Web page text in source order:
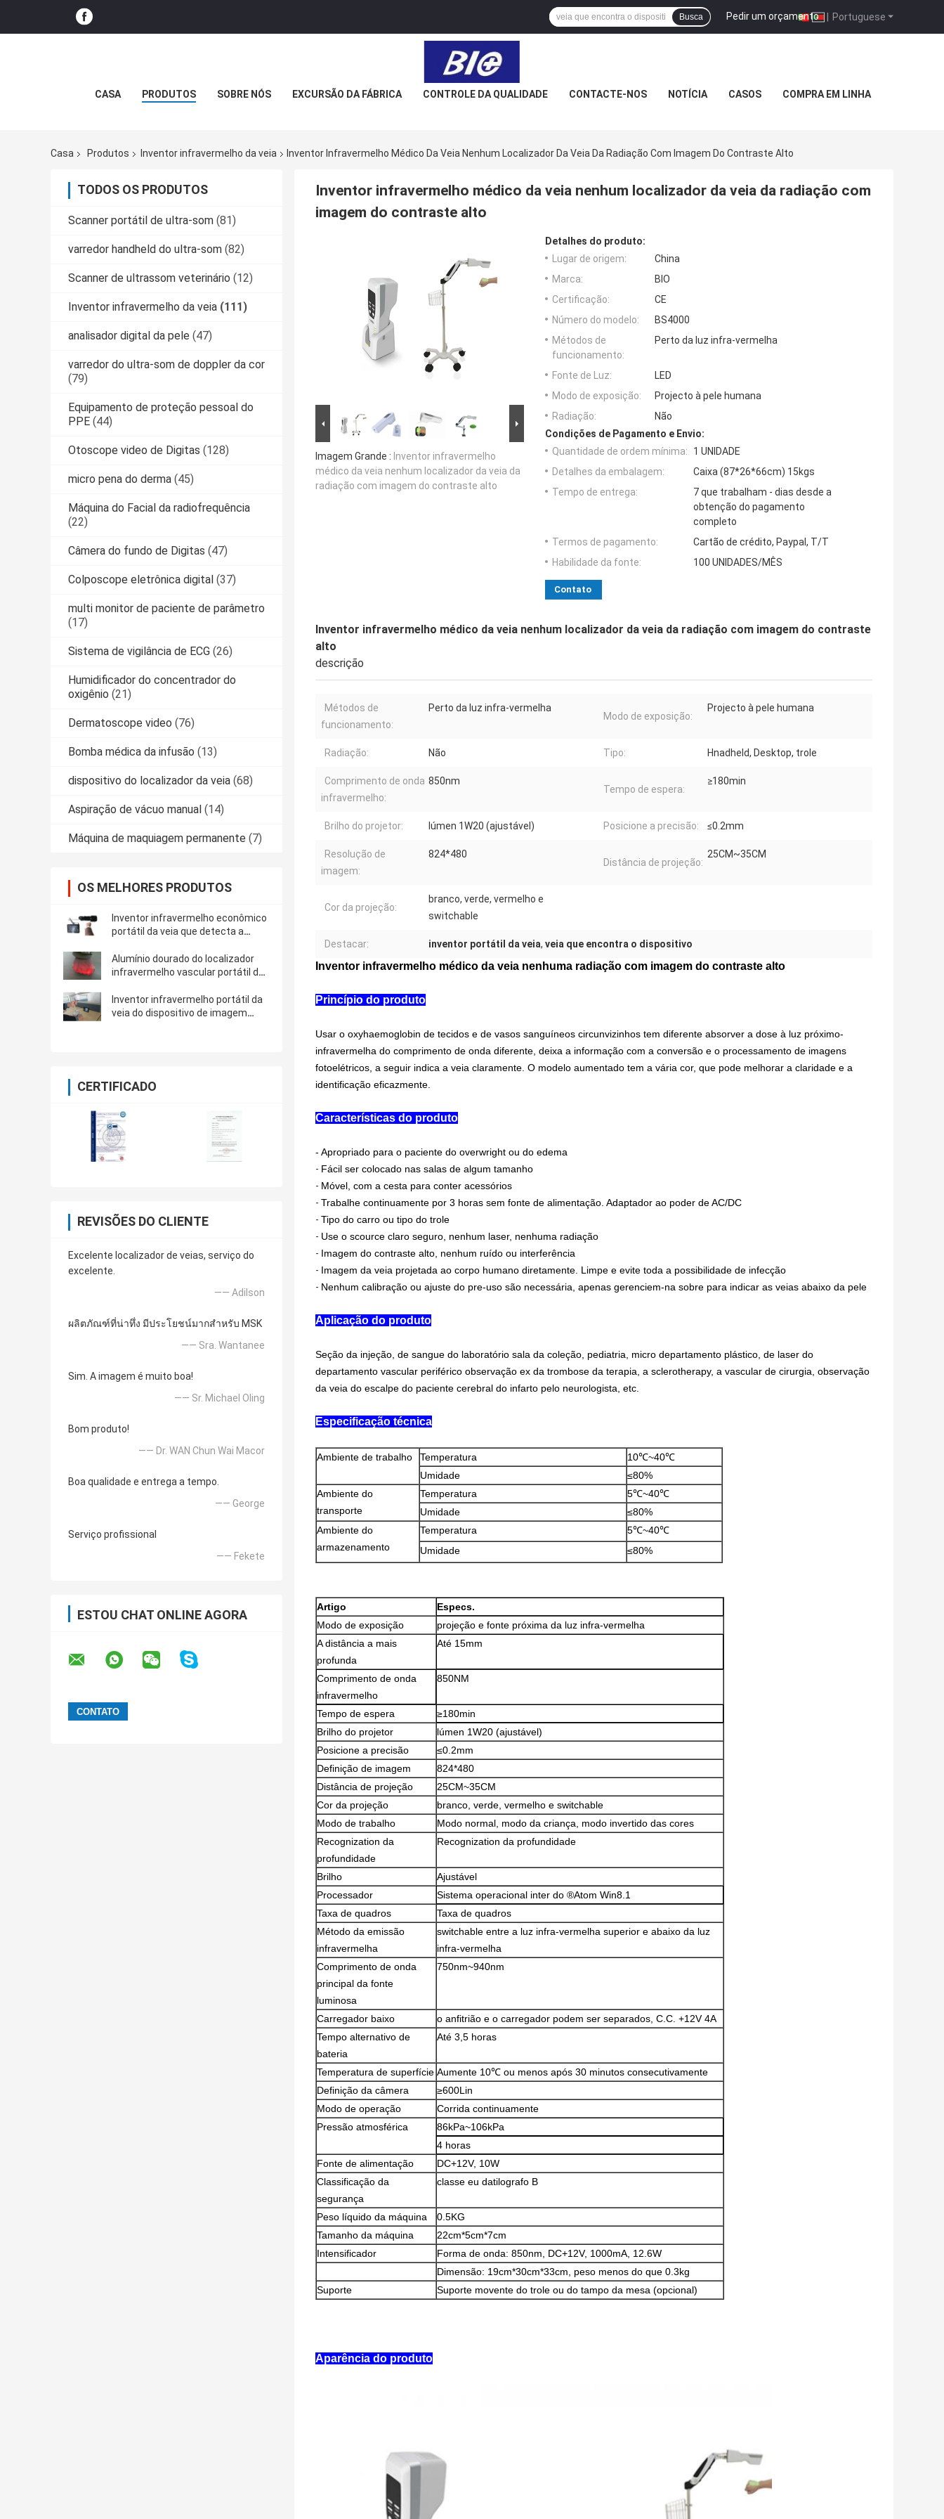
Portuguese
Pedir um orçamento |
Busca
CASA PRODUTOS SOBRE NÓS EXCURSÃO DA FÁBRICA CONTROLE DA QUALIDADE CONTACTE-NOS NOTÍCIA CASOS COMPRA EM LINHA
Casa Produtos Inventor infravermelho da veia Inventor Infravermelho Médico Da Veia Nenhum Localizador Da Veia Da Radiação Com Imagem Do Contraste Alto
TODOS OS PRODUTOS
Scanner portátil de ultra-som (81)
varredor handheld do ultra-som (82)
Scanner de ultrassom veterinário (12)
Inventor infravermelho da veia (111)
analisador digital da pele (47)
varredor do ultra-som de doppler da cor
(79)
Equipamento de proteção pessoal do
PPE (44)
Otoscope video de Digitas (128)
micro pena do derma (45)
Máquina do Facial da radiofrequência
(22)
Câmera do fundo de Digitas (47)
Colposcope eletrônica digital (37)
multi monitor de paciente de parâmetro
(17)
Sistema de vigilância de ECG (26)
Humidificador do concentrador do
oxigênio (21)
Dermatoscope video (76)
Bomba médica da infusão (13)
dispositivo do localizador da veia (68)
Aspiração de vácuo manual (14)
Máquina de maquiagem permanente (7)
OS MELHORES PRODUTOS
Inventor infravermelho econômico
portátil da veia que detecta a
aproximadamente 10mm do trole
da veia disponível
Alumínio dourado do localizador
infravermelho vascular portátil da
Venipuncture do projetor
Inventor infravermelho portátil da
veia do dispositivo de imagem
CERTIFICADO
REVISÕES DO CLIENTE
Excelente localizador de veias, serviço do
excelente.
—— Adilson
ผลิตภัณฑ์ที่น่าทึ่ง มีประโยชน์มากสำหรับ MSK
—— Sra. Wantanee
Sim. A imagem é muito boa!
—— Sr. Michael Oling
Bom produto!
—— Dr. WAN Chun Wai Macor
Boa qualidade e entrega a tempo.
—— George
Serviço profissional
—— Fekete
ESTOU CHAT ONLINE AGORA
Inventor infravermelho médico da veia nenhum localizador da veia da radiação com
imagem do contraste alto
Imagem Grande : Inventor infravermelho
médico da veia nenhum localizador da veia da
radiação com imagem do contraste alto
Detalhes do produto:
Lugar de origem:
China
Marca:
BIO
Certificação:
CE
Número do modelo:
BS4000
Métodos de
funcionamento:
Perto da luz infra-vermelha
Fonte de Luz:
LED
Modo de exposição:
Projecto à pele humana
Radiação:
Não
Condições de Pagamento e Envio:
Quantidade de ordem mínima:
1 UNIDADE
Detalhes da embalagem:
Caixa (87*26*66cm) 15kgs
Tempo de entrega:
7 que trabalham - dias desde a
obtenção do pagamento
completo
Termos de pagamento:
Cartão de crédito, Paypal, T/T
Habilidade da fonte:
100 UNIDADES/MÊS
Contato
Inventor infravermelho médico da veia nenhum localizador da veia da radiação com imagem do contraste
alto
descrição
Métodos de
funcionamento:
Perto da luz infra-vermelha
Modo de exposição:
Projecto à pele humana
Radiação: Não Tipo: Hnadheld, Desktop, trole
Comprimento de onda
infravermelho:
850nm
Tempo de espera:
≥180min
Brilho do projetor: lúmen 1W20 (ajustável) Posicione a precisão: ≤0.2mm
Resolução de
imagem:
824*480
Distância de projeção:
25CM~35CM
Cor da projeção:
branco, verde, vermelho e
switchable
Destacar: inventor portátil da veia, veia que encontra o dispositivo
Inventor infravermelho médico da veia nenhuma radiação com imagem do contraste alto
Princípio do produto
Usar o oxyhaemoglobin de tecidos e de vasos sanguíneos circunvizinhos tem diferente absorver a dose à luz próximo-
infravermelha do comprimento de onda diferente, deixa a informação com a conversão e o processamento de imagens
fotoelétricos, a seguir indica a veia claramente. O modelo aumentado tem a vária cor, que pode melhorar a claridade e a
identificação eficazmente.
Características do produto
- Apropriado para o paciente do overwright ou do edema
- Fácil ser colocado nas salas de algum tamanho
- Móvel, com a cesta para conter acessórios
- Trabalhe continuamente por 3 horas sem fonte de alimentação. Adaptador ao poder de AC/DC
- Tipo do carro ou tipo do trole
- Use o scource claro seguro, nenhum laser, nenhuma radiação
- Imagem do contraste alto, nenhum ruído ou interferência
- Imagem da veia projetada ao corpo humano diretamente. Limpe e evite toda a possibilidade de infecção
- Nenhum calibração ou ajuste do pre-uso são necessária, apenas gerenciem-na sobre para indicar as veias abaixo da pele
Aplicação do produto
Seção da injeção, de sangue do laboratório sala da coleção, pediatria, micro departamento plástico, de laser do
departamento vascular periférico observação ex da trombose da terapia, a sclerotherapy, a vascular de cirurgia, observação
da veia do escalpe do paciente cerebral do infarto pelo neurologista, etc.
Especificação técnica
Ambiente de trabalho Temperatura
10℃~40℃
Umidade
≤80%
Ambiente do
transporte
Temperatura
5℃~40℃
Umidade
≤80%
Ambiente do
armazenamento
Temperatura
5℃~40℃
Umidade
≤80%
Artigo
Especs.
Modo de exposição
projeção e fonte próxima da luz infra-vermelha
A distância a mais
profunda
Até 15mm
Comprimento de onda
infravermelho
850NM
Tempo de espera
≥180min
Brilho do projetor
lúmen 1W20 (ajustável)
Posicione a precisão
≤0.2mm
Definição de imagem
824*480
Distância de projeção
25CM~35CM
Cor da projeção
branco, verde, vermelho e switchable
Modo de trabalho
Modo normal, modo da criança, modo invertido das cores
Recognization da
profundidade
Recognization da profundidade
Brilho
Ajustável
Processador
Sistema operacional inter do ®Atom Win8.1
Taxa de quadros
Taxa de quadros
Método da emissão
infravermelha
switchable entre a luz infra-vermelha superior e abaixo da luz
infra-vermelha
Comprimento de onda
principal da fonte
luminosa
750nm~940nm
Carregador baixo
o anfitrião e o carregador podem ser separados, C.C. +12V 4A
Tempo alternativo de
bateria
Até 3,5 horas
Temperatura de superfície Aumente 10℃ ou menos após 30 minutos consecutivamente
Definição da câmera
≥600Lin
Modo de operação
Corrida continuamente
Pressão atmosférica
86kPa~106kPa
4 horas
Fonte de alimentação
DC+12V, 10W
Classificação da
segurança
classe eu datilografo B
Peso líquido da máquina
0.5KG
Tamanho da máquina
22cm*5cm*7cm
Intensificador
Forma de onda: 850nm, DC+12V, 1000mA, 12.6W
Dimensão: 19cm*30cm*33cm, peso menos do que 0.3kg
Suporte
Suporte movente do trole ou do tampo da mesa (opcional)
Aparência do produto